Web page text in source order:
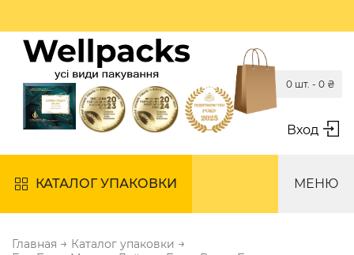
Вход
0 шт. - 0 ₴
КАТАЛОГ УПАКОВКИ МЕНЮ
Главная → Каталог упаковки →